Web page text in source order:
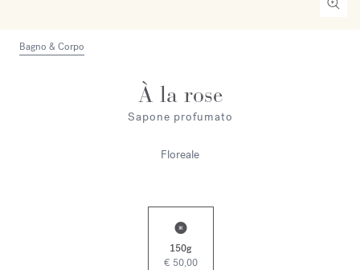
Bagno & Corpo
À la rose
Sapone profumato
Floreale
150g
€ 50,00